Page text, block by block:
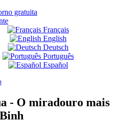
gratuita
Français
English
Deutsch
Português
Español
- O miradouro mais